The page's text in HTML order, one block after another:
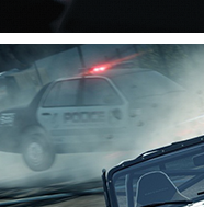
utolsó részét